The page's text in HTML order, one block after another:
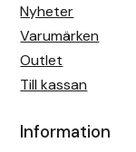
Nyheter
Varumärken
Outlet
Till kassan
Information